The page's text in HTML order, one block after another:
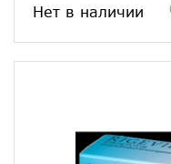
Нет в наличии